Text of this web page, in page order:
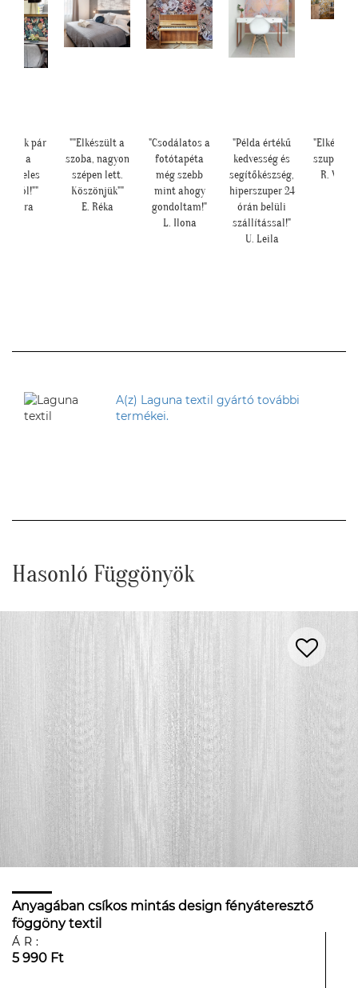
pár
a
Laura
""Elkészült a
szoba, nagyon
szépen lett.
Köszönjük""
E. Réka
"Csodálatos a
fotótapéta
még szebb
mint ahogy
gondoltam!"
L. Ilona
"Példa értékű
kedvesség és
segítőkészség,
hiperszuper 24
órán belüli
szállítással!"
U. Leila
szuper
R.
A(z) Laguna textil gyártó további
termékei.
Hasonló Függönyök
Anyagában csíkos mintás design fényáteresztő
föggöny textil
ÁR:
5 990 Ft